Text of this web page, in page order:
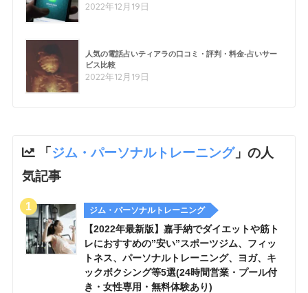
2022年12月19日
人気の電話占いティアラの口コミ・評判・料金-占いサー
ビス比較
2022年12月19日
「ジム・パーソナルトレーニング」の人
気記事
ジム・パーソナルトレーニング
【2022年最新版】嘉手納でダイエットや筋ト
レにおすすめの”安い”スポーツジム、フィッ
トネス、パーソナルトレーニング、ヨガ、キ
ックボクシング等5選(24時間営業・プール付
き・女性専用・無料体験あり)